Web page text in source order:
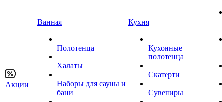
Акции
Ванная
Полотенца
Халаты
Наборы для сауны и
бани
Кухня
Кухонные
полотенца
Скатерти
Сувениры